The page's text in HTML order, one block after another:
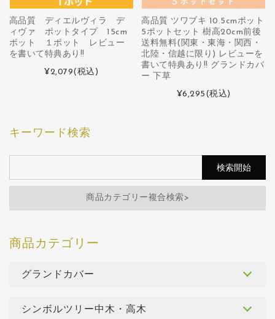
高品質 ディエルヴィラ デ
ィヴァ ポットタイプ 15cm
ポット １ポット レビュー
を書いて特典あり!!
¥2,079(税込)
高品質 ツワブキ 10.5cmポット
5ポットセット 樹高20cm前後
送料無料(関東・東海・関西・
北陸・信越に限り) レビューを
書いて特典あり!! グランドカバ
ー 下草
¥6,295 (税込)
キーワード検索
商品カテゴリー複合検索>
グランドカバー
シンボルツリー中木・高木